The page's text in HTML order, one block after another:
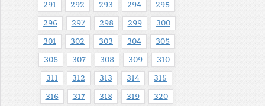
291 292 293 294 295
296 297 298 299 300
301 302 303 304 305
306 307 308 309 310
311 312 313 314 315
316 317 318 319 320